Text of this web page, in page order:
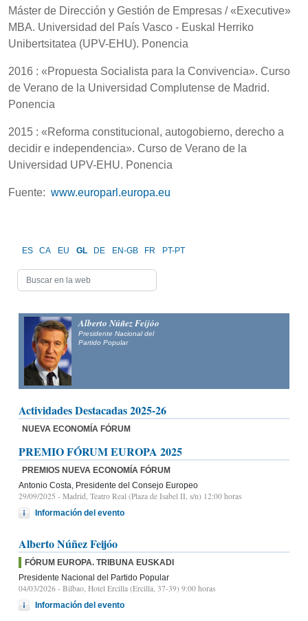
Máster de Dirección y Gestión de Empresas / «Executive»
MBA. Universidad del País Vasco - Euskal Herriko
Unibertsitatea (UPV-EHU). Ponencia
2016 : «Propuesta Socialista para la Convivencia». Curso
de Verano de la Universidad Complutense de Madrid.
Ponencia
2015 : «Reforma constitucional, autogobierno, derecho a
decidir e independencia». Curso de Verano de la
Universidad UPV-EHU. Ponencia
Fuente: www.europarl.europa.eu
ES CA EU GL DE EN-GB FR PT-PT
Alberto Núñez Feijóo
Presidente Nacional del
Partido Popular
Actividades Destacadas 2025-26
NUEVA ECONOMÍA FÓRUM
PREMIO FÓRUM EUROPA 2025
PREMIOS NUEVA ECONOMÍA FÓRUM
Antonio Costa, Presidente del Consejo Europeo
29/09/2025 - Madrid, Teatro Real (Plaza de Isabel II, s/n) 12:00 horas
Información del evento
Alberto Núñez Feijóo
FÓRUM EUROPA. TRIBUNA EUSKADI
Presidente Nacional del Partido Popular
04/03/2026 - Bilbao, Hotel Ercilla (Ercilla, 37-39) 9:00 horas
Información del evento